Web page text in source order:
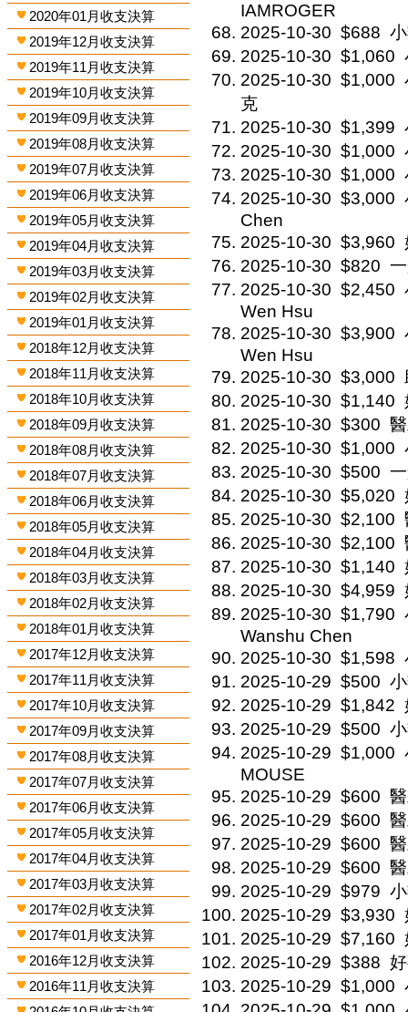
2020年01月收支決算
2019年12月收支決算
2019年11月收支決算
2019年10月收支決算
2019年09月收支決算
2019年08月收支決算
2019年07月收支決算
2019年06月收支決算
2019年05月收支決算
2019年04月收支決算
2019年03月收支決算
2019年02月收支決算
2019年01月收支決算
2018年12月收支決算
2018年11月收支決算
2018年10月收支決算
2018年09月收支決算
2018年08月收支決算
2018年07月收支決算
2018年06月收支決算
2018年05月收支決算
2018年04月收支決算
2018年03月收支決算
2018年02月收支決算
2018年01月收支決算
2017年12月收支決算
2017年11月收支決算
2017年10月收支決算
2017年09月收支決算
2017年08月收支決算
2017年07月收支決算
2017年06月收支決算
2017年05月收支決算
2017年04月收支決算
2017年03月收支決算
2017年02月收支決算
2017年01月收支決算
2016年12月收支決算
2016年11月收支決算
IAMROGER
2025-10-30 $688
2025-10-30 $1,060
2025-10-30 $1,000
克
2025-10-30 $1,399
2025-10-30 $1,000
2025-10-30 $1,000
2025-10-30 $3,000
Chen
2025-10-30 $3,960
2025-10-30 $820
2025-10-30 $2,450
Wen Hsu
2025-10-30 $3,900
Wen Hsu
2025-10-30 $3,000
2025-10-30 $1,140
2025-10-30 $300
2025-10-30 $1,000
2025-10-30 $500
2025-10-30 $5,020
2025-10-30 $2,100
2025-10-30 $2,100
2025-10-30 $1,140
2025-10-30 $4,959
2025-10-30 $1,790
Wanshu Chen
2025-10-30 $1,598
2025-10-29 $500
2025-10-29 $1,842
2025-10-29 $500
2025-10-29 $1,000
MOUSE
2025-10-29 $600
2025-10-29 $600
2025-10-29 $600
2025-10-29 $600
2025-10-29 $979
2025-10-29 $3,930
2025-10-29 $7,160
2025-10-29 $388
2025-10-29 $1,000